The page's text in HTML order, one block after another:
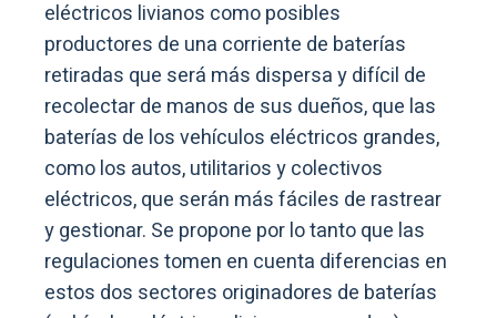
eléctricos livianos como posibles
productores de una corriente de baterías
retiradas que será más dispersa y difícil de
recolectar de manos de sus dueños, que las
baterías de los vehículos eléctricos grandes,
como los autos, utilitarios y colectivos
eléctricos, que serán más fáciles de rastrear
y gestionar. Se propone por lo tanto que las
regulaciones tomen en cuenta diferencias en
estos dos sectores originadores de baterías